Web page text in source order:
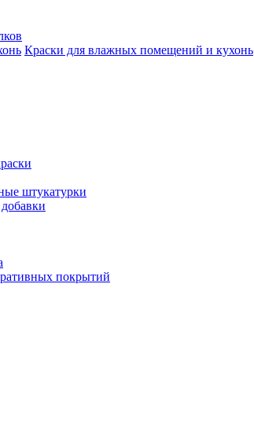
Краски для влажных помещений и кухонь
штукатурки
покрытий